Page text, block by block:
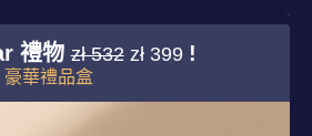
禮物zł 532 zł 399 !
豪華禮品盒